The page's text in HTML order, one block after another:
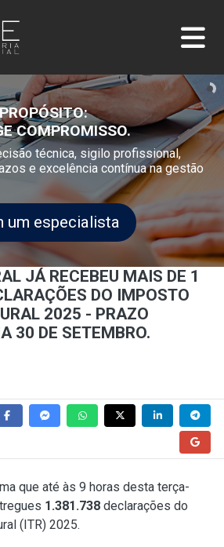
COMPROMISSO.
técnica, sigilo profissional,
e excelência contínua na gestão
um especialista
JÁ RECEBEU MAIS DE 1
DO IMPOSTO
2025 - PRAZO
30 DE SETEMBRO.
que até às 9 horas desta terça-
1.381.738 declarações do
(ITR) 2025.